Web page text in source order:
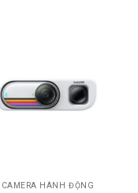
9
CAMERA HÀNH ĐỘNG